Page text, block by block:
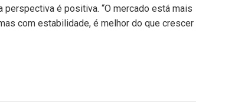
é positiva. “O mercado está mais
com estabilidade, é melhor do que crescer